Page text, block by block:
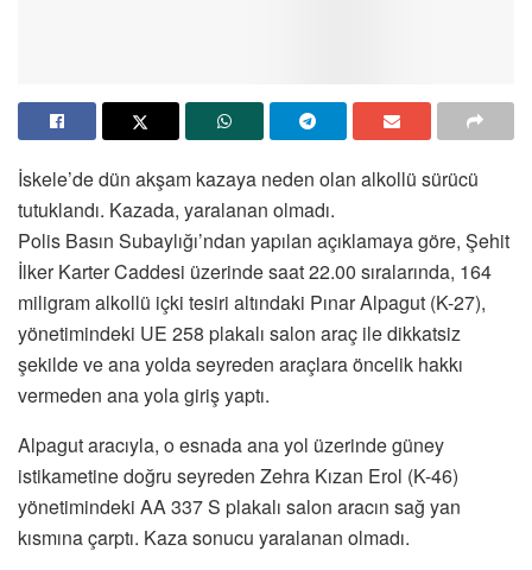
İskele’de dün akşam kazaya neden olan alkollü sürücü
tutuklandı. Kazada, yaralanan olmadı.
Polis Basın Subaylığı’ndan yapılan açıklamaya göre, Şehit
İlker Karter Caddesi üzerinde saat 22.00 sıralarında, 164
miligram alkollü içki tesiri altındaki Pınar Alpagut (K-27),
yönetimindeki UE 258 plakalı salon araç ile dikkatsiz
şekilde ve ana yolda seyreden araçlara öncelik hakkı
vermeden ana yola giriş yaptı.
Alpagut aracıyla, o esnada ana yol üzerinde güney
istikametine doğru seyreden Zehra Kızan Erol (K-46)
yönetimindeki AA 337 S plakalı salon aracın sağ yan
kısmına çarptı. Kaza sonucu yaralanan olmadı.